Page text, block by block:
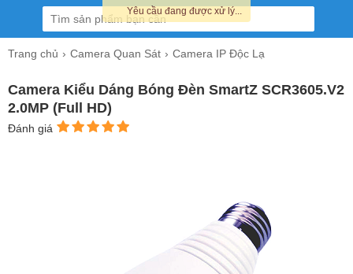
Trang chủ Camera Quan Sát Camera IP Độc Lạ
Camera Kiểu Dáng Bóng Đèn SmartZ SCR3605.V2
2.0MP (Full HD)
Đánh giá
Yêu cầu đang được xử lý...